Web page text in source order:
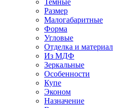
Темные
Размер
Малогабаритные
Форма
Угловые
Отделка и материал
Из МДФ
Зеркальные
Особенности
Купе
Эконом
Назначение